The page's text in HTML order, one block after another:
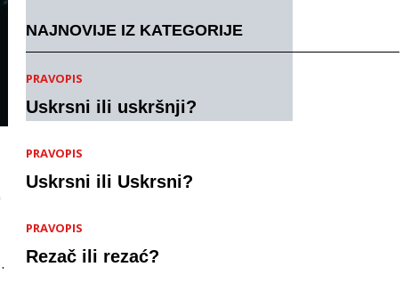
NAJNOVIJE IZ KATEGORIJE
PRAVOPIS
Uskrsni ili uskršnji?
PRAVOPIS
Uskrsni ili Uskrsni?
PRAVOPIS
Rezač ili rezać?